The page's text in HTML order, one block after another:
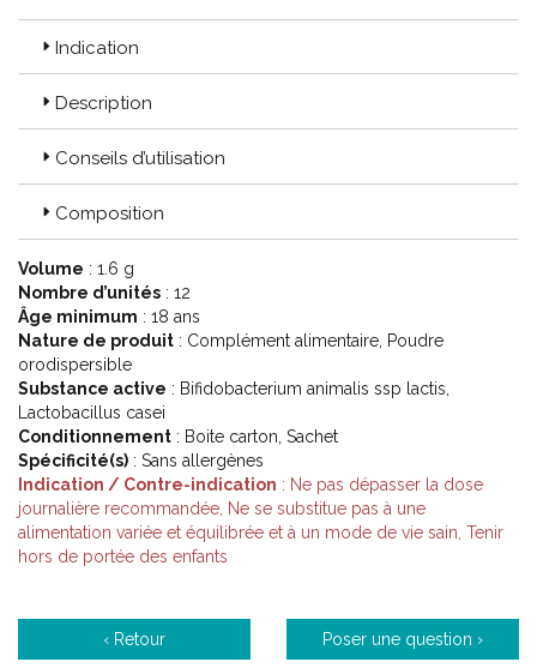
Indication
Description
Conseils d’utilisation
Composition
Volume : 1.6 g
Nombre d’unités : 12
Âge minimum : 18 ans
Nature de produit : Complément alimentaire, Poudre
orodispersible
Substance active : Bifidobacterium animalis ssp lactis,
Lactobacillus casei
Conditionnement : Boite carton, Sachet
Spécificité(s) : Sans allergènes
Indication / Contre-indication : Ne pas dépasser la dose
journalière recommandée, Ne se substitue pas à une
alimentation variée et équilibrée et à un mode de vie sain, Tenir
hors de portée des enfants
‹ Retour Poser une question ›